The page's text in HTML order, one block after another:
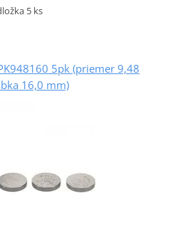
5 ks
5pk (priemer 9,48
16,0 mm)